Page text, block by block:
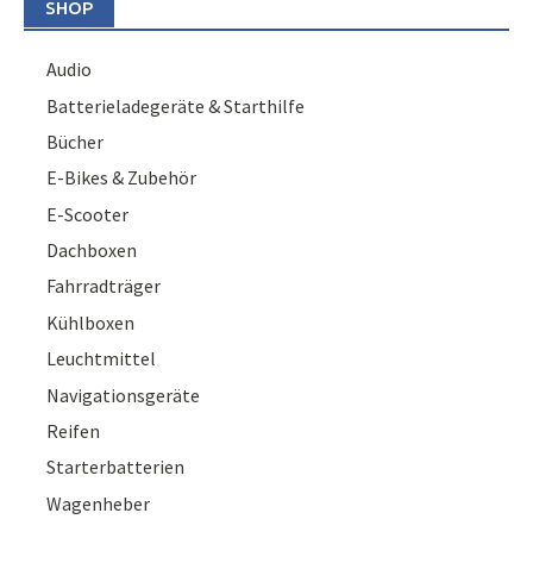
SHOP
Audio
Batterieladegeräte & Starthilfe
Bücher
E-Bikes & Zubehör
E-Scooter
Dachboxen
Fahrradträger
Kühlboxen
Leuchtmittel
Navigationsgeräte
Reifen
Starterbatterien
Wagenheber